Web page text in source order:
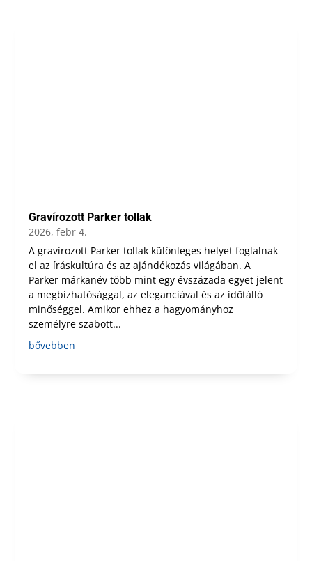
Gravírozott Parker tollak
2026, febr 4.
A gravírozott Parker tollak különleges helyet foglalnak
el az íráskultúra és az ajándékozás világában. A
Parker márkanév több mint egy évszázada egyet jelent
a megbízhatósággal, az eleganciával és az időtálló
minőséggel. Amikor ehhez a hagyományhoz
személyre szabott...
bővebben